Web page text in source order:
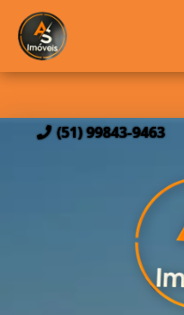
(51) 99843-9463